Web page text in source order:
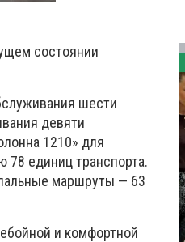
состоянии
шести
девяти
1210» для
78 единиц транспорта.
маршруты — 63
и комфортной